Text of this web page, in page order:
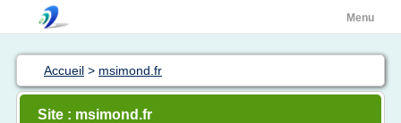
Menu
Accueil > msimond.fr
Site : msimond.fr